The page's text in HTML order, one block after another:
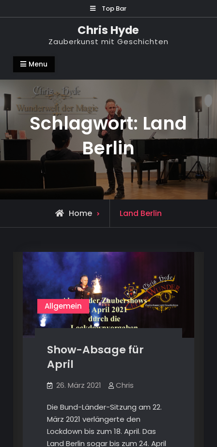
to
Top Bar
Chris Hyde
Zauberkunst mit Geschichten
Menu
Schlagwort: Land
Berlin
Home
Posts
tagged
Land Berlin
Allgemein
Show-Absage für
April
26. März 2021 Chris
Die Bund-Länder-Sitzung am 22.
März 2021 verlängerte den
Lockdown bis zum 18. April. Das
Land Berlin sogar bis zum 24. April